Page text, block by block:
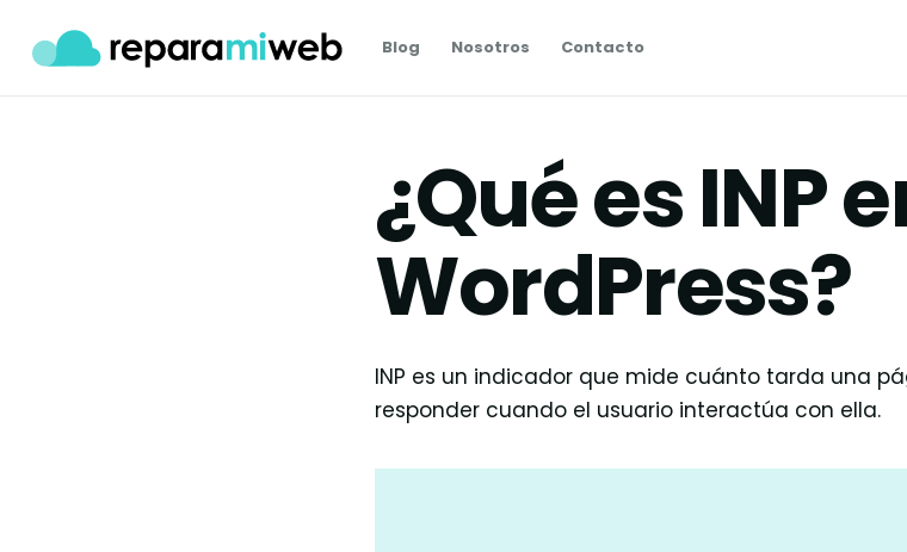
Blog Nosotros Contacto
¿Qué es INP
WordPress?
INP es un indicador que mide cuánto tarda una
responder cuando el usuario interactúa con ella.